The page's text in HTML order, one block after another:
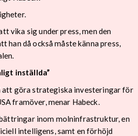
vika sig under press, men den
han då också måste känna press,
inställda”
att göra strategiska investeringar för
framöver, menar Habeck.
inom molninfrastruktur, en
intelligens, samt en förhöjd